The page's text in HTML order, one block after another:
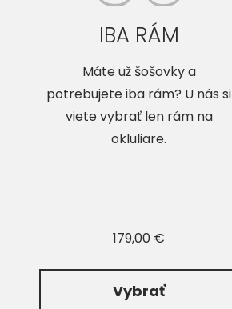
IBA RÁM
Máte už šošovky a
potrebujete iba rám? U nás si
viete vybrať len rám na
okluliare.
179,00 €
Vybrať